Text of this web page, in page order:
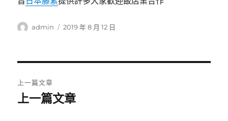
作
admin
發
2019 年 8 月 12 日
章
上一篇文章
上
上一篇文章